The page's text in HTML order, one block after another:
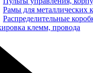
Рамы для металлических
Распределительные
клемм, провода